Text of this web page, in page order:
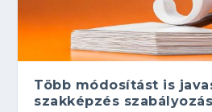
Több módosítást is
szakképzés